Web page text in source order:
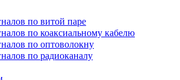
по витой паре
по коаксиальному кабелю
по оптоволокну
по радиоканалу